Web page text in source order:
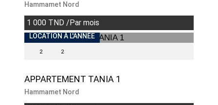
Hammamet Nord
1 000 TND /Par mois
LOCATION À L'ANNÉE
2 2
APPARTEMENT TANIA 1
Hammamet Nord